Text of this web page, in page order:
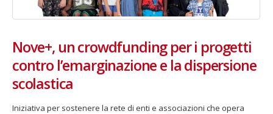
Nove+, un crowdfunding per i progetti
contro l’emarginazione e la dispersione
scolastica
Iniziativa per sostenere la rete di enti e associazioni che opera